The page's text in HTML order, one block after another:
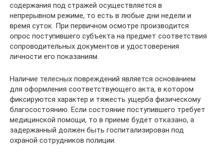
содержания под стражей осуществляется в
непрерывном режиме, то есть в любые дни недели и
время суток. При первичном осмотре производится
опрос поступившего субъекта на предмет соответствия
сопроводительных документов и удостоверения
личности его показаниям.
Наличие телесных повреждений является основанием
для оформления соответствующего акта, в котором
фиксируются характер и тяжесть ущерба физическому
благосостоянию. Если состояние поступившего требует
медицинской помощи, то в приеме будет отказано, а
задержанный должен быть госпитализирован под
охраной сотрудников полиции.